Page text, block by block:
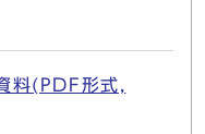
(PDF形式,